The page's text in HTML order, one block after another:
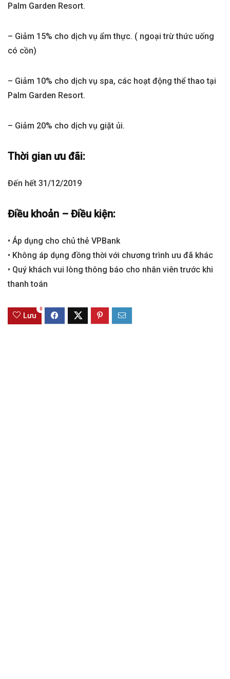
Palm Garden Resort.
– Giảm 15% cho dịch vụ ẩm thực. ( ngoại trừ thức uống
có cồn)
– Giảm 10% cho dịch vụ spa, các hoạt động thể thao tại
Palm Garden Resort.
– Giảm 20% cho dịch vụ giặt ủi.
Thời gian ưu đãi:
Đến hết 31/12/2019
Điều khoản – Điều kiện:
• Áp dụng cho chủ thẻ VPBank
• Không áp dụng đồng thời với chương trình ưu đã khác
• Quý khách vui lòng thông báo cho nhân viên trước khi
thanh toán
Lưu
0